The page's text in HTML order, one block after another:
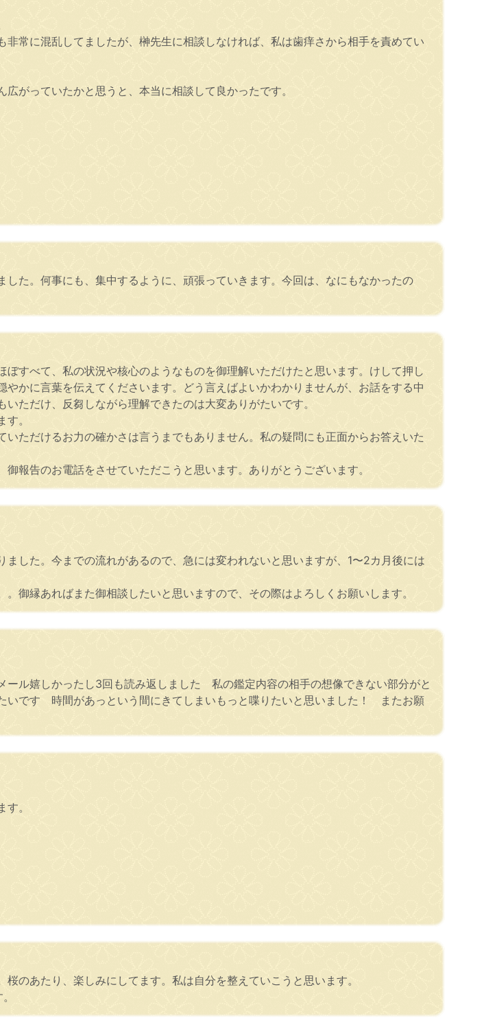
常に混乱してましたが、榊先生に相談しなければ、私は歯痒さから相手を責めてい
がっていたかと思うと、本当に相談して良かったです。
た。何事にも、集中するように、頑張っていきます。今回は、なにもなかったの
すべて、私の状況や核心のようなものを御理解いただけたと思います。けして押し
かに言葉を伝えてくださいます。どう言えばよいかわかりませんが、お話をする中
ただけ、反芻しながら理解できたのは大変ありがたいです。
。
ただけるお力の確かさは言うまでもありません。私の疑問にも正面からお答えいた
報告のお電話をさせていただこうと思います。ありがとうございます。
した。今までの流れがあるので、急には変われないと思いますが、1〜2カ月後には
御縁あればまた御相談したいと思いますので、その際はよろしくお願いします。
ル嬉しかったし3回も読み返しました 私の鑑定内容の相手の想像できない部分がと
いです 時間があっという間にきてしまいもっと喋りたいと思いました！ またお願
。
のあたり、楽しみにしてます。私は自分を整えていこうと思います。